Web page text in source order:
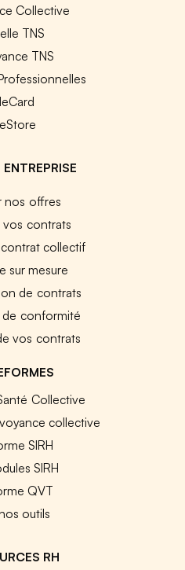
Collective
TNS
TNS
nos offres
vos contrats
collectif
sur mesure
de contrats
conformité
vos contrats
Collective
collective
SIRH
SIRH
QVT
outils
RH